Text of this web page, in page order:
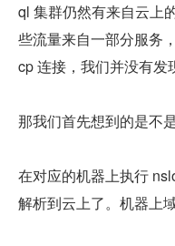
ql 集群仍然有来自云上
些流量来自一部分服务
cp 连接，我们并没有发
那我们首先想到的是不
在对应的机器上执行
解析到云上了。机器上